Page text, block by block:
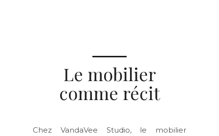
Le mobilier
comme récit
Chez VandaVee Studio, le mobilier